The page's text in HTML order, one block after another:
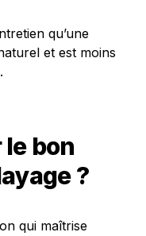
qu’une
et est moins
bon
?
qui maîtrise